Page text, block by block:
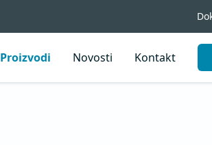
Proizvodi Novosti Kontakt